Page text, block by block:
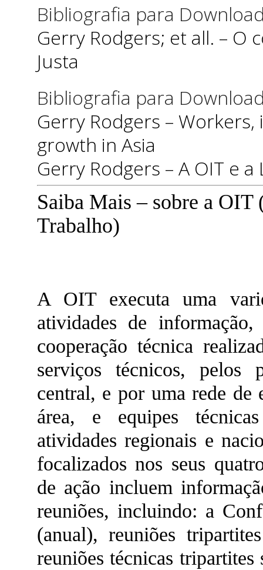
Bibliografia para
Gerry Rodgers; et all. – O
Justa
Bibliografia para
Gerry Rodgers –
growth in Asia
Gerry Rodgers – A OIT e
Saiba Mais – sobre a
Trabalho)
A OIT executa uma
atividades de
cooperação técnica
serviços técnicos, pelos
central, e por uma rede de
área, e equipes
atividades regionais e
focalizados nos seus
de ação incluem
reuniões, incluindo: a
(anual), reuniões
reuniões técnicas